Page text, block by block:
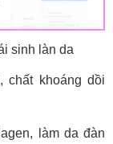
sinh làn da
chất khoáng dồi
làm da đàn